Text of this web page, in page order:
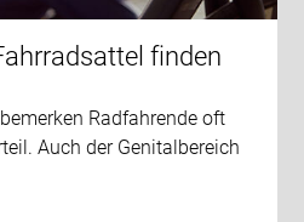
finden
Radfahrende oft
Auch der Genitalbereich